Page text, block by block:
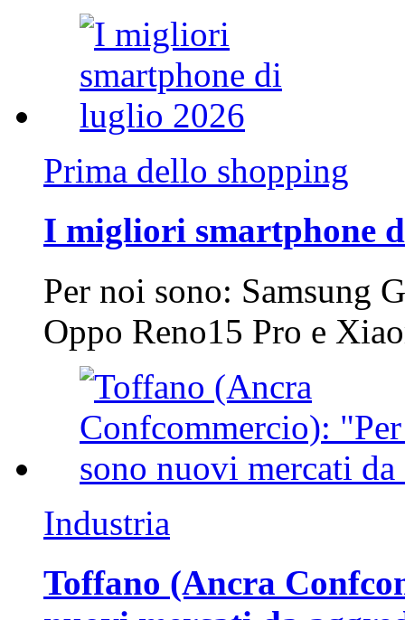
Prima dello shopping
I migliori smartphone
Per noi sono: Samsung
Oppo Reno15 Pro e
Industria
Toffano (Ancra